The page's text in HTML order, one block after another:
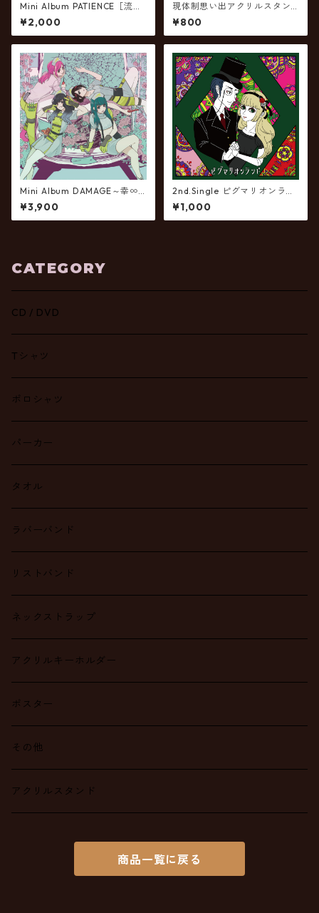
Mini Album PATIENCE［流通
盤］
¥2,000
現体制思い出アクリルスタン
ド(全8種)
¥800
Mini Album DAMAGE～幸∞
～
¥3,900
2nd.Single ピグマリオンラン
ド［流通盤］
¥1,000
CATEGORY
CD / DVD
Tシャツ
ポロシャツ
パーカー
タオル
ラバーバンド
リストバンド
ネックストラップ
アクリルキーホルダー
ポスター
その他
アクリルスタンド
商品一覧に戻る